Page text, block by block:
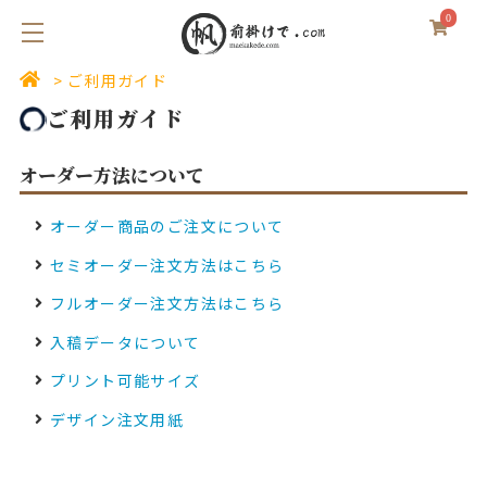
0
ご利用ガイド
ご利用ガイド
オーダー方法について
オーダー商品のご注文について
セミオーダー注文方法はこちら
フルオーダー注文方法はこちら
入稿データについて
プリント可能サイズ
デザイン注文用紙